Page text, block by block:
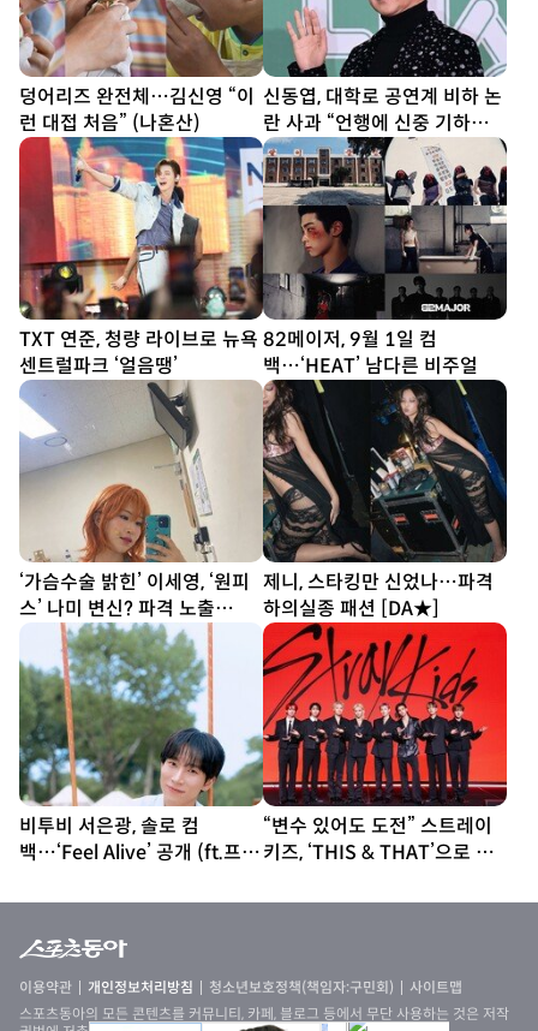
덩어리즈 완전체…김신영 “이
런 대접 처음” (나혼산)
신동엽, 대학로 공연계 비하 논
란 사과 “언행에 신중 기하겠
다”
TXT 연준, 청량 라이브로 뉴욕
센트럴파크 ‘얼음땡’
82메이저, 9월 1일 컴
백…‘HEAT’ 남다른 비주얼
‘가슴수술 밝힌’ 이세영, ‘원피
스’ 나미 변신? 파격 노출
[DA★]
제니, 스타킹만 신었나…파격
하의실종 패션 [DA★]
비투비 서은광, 솔로 컴
백…‘Feel Alive’ 공개 (ft.프니
“변수 있어도 도전” 스트레이
키즈, ‘THIS & THAT’으로 보
이용약관 개인정보처리방침 청소년보호정책(책임자:구민회)
사이트맵
스포츠동아의 모든 콘텐츠를 커뮤니티, 카페, 블로그 등에서 무단 사용하는 것은 저작